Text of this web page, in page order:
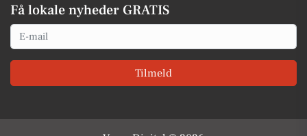
Få lokale nyheder GRATIS
Email
Tilmeld